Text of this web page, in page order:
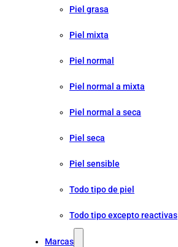
Piel grasa
Piel mixta
Piel normal
Piel normal a mixta
Piel normal a seca
Piel seca
Piel sensible
Todo tipo de piel
Todo tipo excepto reactivas
Marcas